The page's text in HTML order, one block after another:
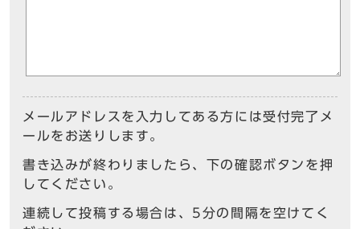
メールアドレスを入力してある方には受付完了メ
ールをお送りします。
書き込みが終わりましたら、下の確認ボタンを押
してください。
連続して投稿する場合は、5分の間隔を空けてく